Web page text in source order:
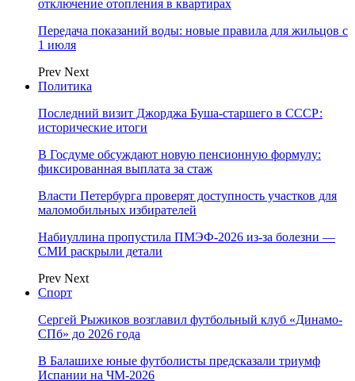
отключение отопления в квартирах
Передача показаний воды: новые правила для жильцов с
1 июля
Prev Next
Политика
Последний визит Джорджа Буша-старшего в СССР:
исторические итоги
В Госдуме обсуждают новую пенсионную формулу:
фиксированная выплата за стаж
Власти Петербурга проверят доступность участков для
маломобильных избирателей
Набиуллина пропустила ПМЭФ-2026 из-за болезни —
СМИ раскрыли детали
Prev Next
Спорт
Сергей Рыжиков возглавил футбольный клуб «Динамо-
СПб» до 2026 года
В Балашихе юные футболисты предсказали триумф
Испании на ЧМ-2026